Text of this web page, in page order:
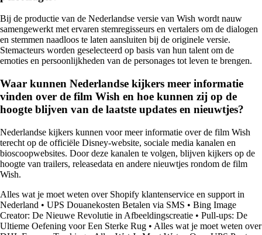
Bij de productie van de Nederlandse versie van Wish wordt nauw
samengewerkt met ervaren stemregisseurs en vertalers om de dialogen
en stemmen naadloos te laten aansluiten bij de originele versie.
Stemacteurs worden geselecteerd op basis van hun talent om de
emoties en persoonlijkheden van de personages tot leven te brengen.
Waar kunnen Nederlandse kijkers meer informatie
vinden over de film Wish en hoe kunnen zij op de
hoogte blijven van de laatste updates en nieuwtjes?
Nederlandse kijkers kunnen voor meer informatie over de film Wish
terecht op de officiële Disney-website, sociale media kanalen en
bioscoopwebsites. Door deze kanalen te volgen, blijven kijkers op de
hoogte van trailers, releasedata en andere nieuwtjes rondom de film
Wish.
Alles wat je moet weten over Shopify klantenservice en support in
Nederland • UPS Douanekosten Betalen via SMS • Bing Image
Creator: De Nieuwe Revolutie in Afbeeldingscreatie • Pull-ups: De
Ultieme Oefening voor Een Sterke Rug • Alles wat je moet weten over